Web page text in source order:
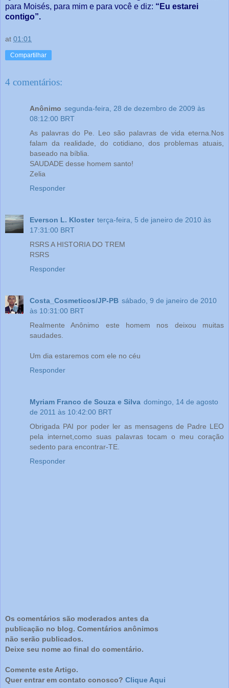
para Moisés, para mim e para você e diz: “Eu estarei
contigo”.
at 01:01
Compartilhar
4 comentários:
Anônimo segunda-feira, 28 de dezembro de 2009 às
08:12:00 BRT
As palavras do Pe. Leo são palavras de vida eterna.Nos
falam da realidade, do cotidiano, dos problemas atuais,
baseado na bíblia.
SAUDADE desse homem santo!
Zelia
Responder
Everson L. Kloster terça-feira, 5 de janeiro de 2010 às
17:31:00 BRT
RSRS A HISTORIA DO TREM
RSRS
Responder
Costa_Cosmeticos/JP-PB sábado, 9 de janeiro de 2010
às 10:31:00 BRT
Realmente Anônimo este homem nos deixou muitas
saudades.
Um dia estaremos com ele no céu
Responder
Myriam Franco de Souza e Silva domingo, 14 de agosto
de 2011 às 10:42:00 BRT
Obrigada PAI por poder ler as mensagens de Padre LEO
pela internet,como suas palavras tocam o meu coração
sedento para encontrar-TE.
Responder
Os comentários são moderados antes da
publicação no blog. Comentários anônimos
não serão publicados.
Deixe seu nome ao final do comentário.
Comente este Artigo.
Quer entrar em contato conosco? Clique Aqui